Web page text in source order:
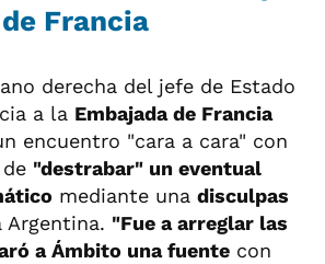
Francia
derecha del jefe de Estado
a la Embajada de Francia
encuentro "cara a cara" con
"destrabar" un eventual
mediante una disculpas
Argentina. "Fue a arreglar las
a Ámbito una fuente con